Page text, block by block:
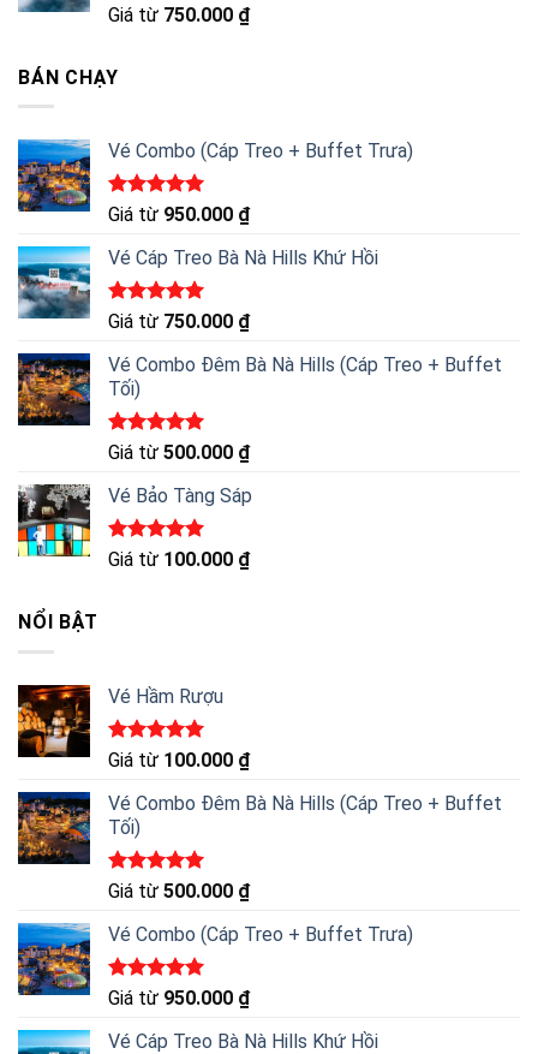
Được xếp
Giá từ 750.000 ₫
BÁN CHẠY
Vé Combo (Cáp Treo + Buffet Trưa)
Được xếp
5 sao
Giá từ 950.000 ₫
Vé Cáp Treo Bà Nà Hills Khứ Hồi
Được xếp
5 sao
Giá từ 750.000 ₫
Vé Combo Đêm Bà Nà Hills (Cáp Treo + Buffet
Tối)
Được xếp
5 sao
Giá từ 500.000 ₫
Vé Bảo Tàng Sáp
Được xếp
Giá từ 100.000 ₫
NỔI BẬT
Vé Hầm Rượu
Được xếp
5 sao
Giá từ 100.000 ₫
Vé Combo Đêm Bà Nà Hills (Cáp Treo + Buffet
Tối)
Được xếp
5 sao
Giá từ 500.000 ₫
Vé Combo (Cáp Treo + Buffet Trưa)
Được xếp
5 sao
Giá từ 950.000 ₫
Vé Cáp Treo Bà Nà Hills Khứ Hồi